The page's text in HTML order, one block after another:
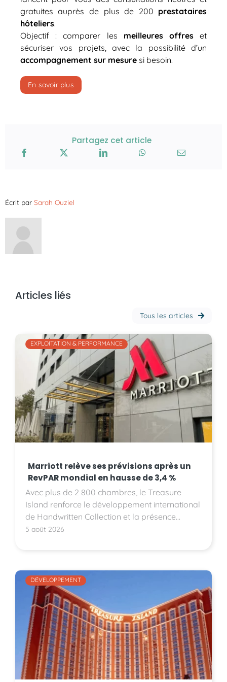
gratuites auprès de plus de 200 prestataires
hôteliers.
Objectif : comparer les meilleures offreset
sécuriser vos projets, avec la possibilité d’un
accompagnement sur mesuresi besoin.
En savoir plus
Partagez cet article
Écrit par Sarah Ouziel
Articles liés
Tous les articles
EXPLOITATION & PERFORMANCE
Marriott relève ses prévisions après un
RevPAR mondial en hausse de 3,4 %
Avec plus de 2 800 chambres, le Treasure
Island renforce le développement international
de Handwritten Collection et la présence
d'Accor sur le marché américain.
5 août 2026
DÉVELOPPEMENT